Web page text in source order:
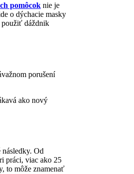
pomôcok nie je
o dýchacie masky
použiť dáždnik
porušení
ako nový
následky. Od
práci, viac ako 25
to môže znamenať